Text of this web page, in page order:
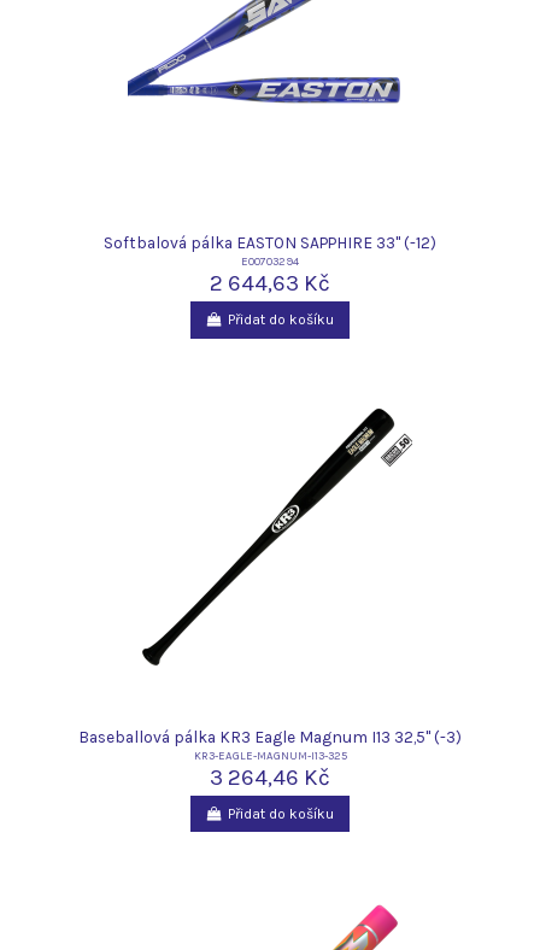
Softbalová pálka EASTON SAPPHIRE 33" (-12)
E00703294
2 644,63 Kč
Přidat do košíku
Baseballová pálka KR3 Eagle Magnum I13 32,5" (-3)
KR3-EAGLE-MAGNUM-I13-325
3 264,46 Kč
Přidat do košíku